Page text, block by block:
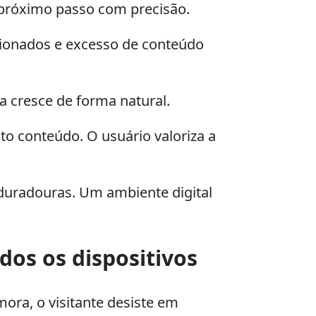
passo com precisão.
e excesso de conteúdo
cresce de forma natural.
conteúdo. O usuário valoriza a
Um ambiente digital
os dispositivos
o visitante desiste em